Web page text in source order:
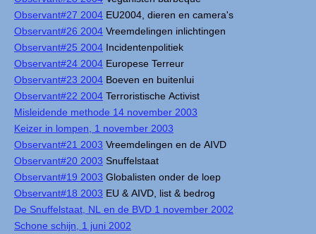
Observant#27 2004 EU2004, dieren en camera's
Observant#26 2004 Vreemdelingen inlichtingen
Observant#25 2004 Incidentenpolitiek
Observant#24 2004 Europese Terreur
Observant#23 2004 Boeven en buitenlui
Observant#22 2004 Terroristische Activist
Misleidende methode 14 november 2003
Keizer in lompen, 1 november 2003
Observant#21 2003 Vreemdelingen en de AIVD
Observant#20 2003 Snuffelstaat
Observant#19 2003 Globalisten onder de loep
Observant#18 2003 EU & AIVD, list & bedrog
De Snuffelstaat, NL en de BVD 1 november 2002
Schone schijn, 1 juni 2002